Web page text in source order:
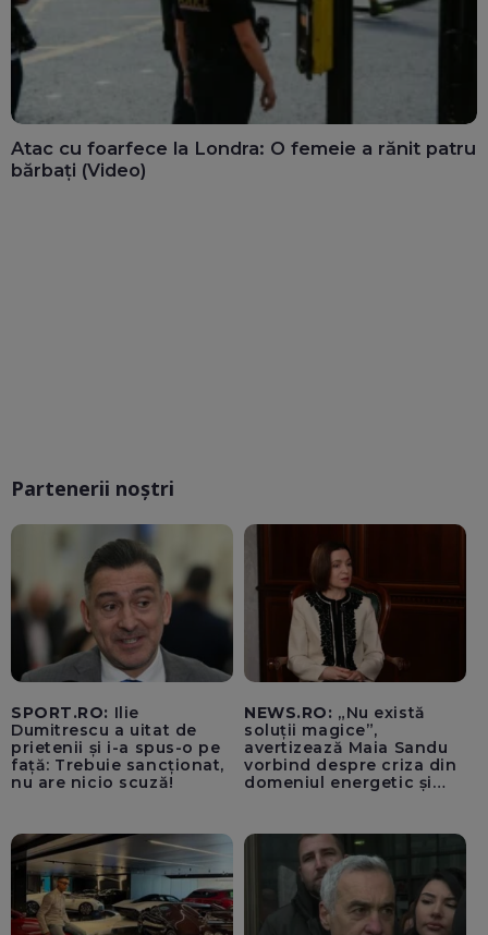
Atac cu foarfece la Londra: O femeie a rănit patru
bărbați (Video)
Partenerii noștri
SPORT.RO: Ilie
Dumitrescu a uitat de
prietenii și i-a spus-o pe
față: Trebuie sancționat,
nu are nicio scuză!
NEWS.RO: „Nu există
soluții magice”,
avertizează Maia Sandu
vorbind despre criza din
domeniul energetic și
economii: „Altfel vom
plăti tarife foarte mari”